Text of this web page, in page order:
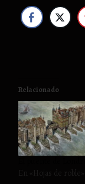
Relacionado